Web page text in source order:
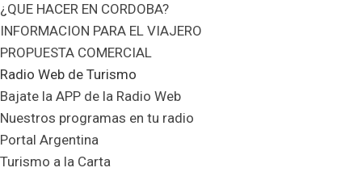
¿QUE HACER EN CORDOBA?
INFORMACION PARA EL VIAJERO
PROPUESTA COMERCIAL
Radio Web de Turismo
Bajate la APP de la Radio Web
Nuestros programas en tu radio
Portal Argentina
Turismo a la Carta